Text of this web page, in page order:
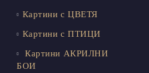
Картини с ЦВЕТЯ
Картини с ПТИЦИ
Картини АКРИЛНИ
БОИ